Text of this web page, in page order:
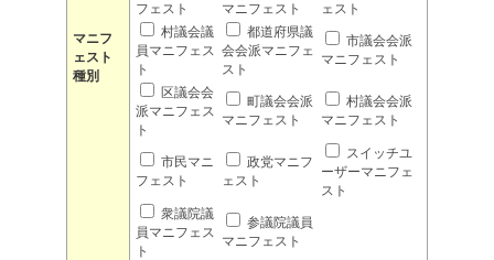
マニフ
ェスト
種別
フェスト
マニフェスト
ェスト
村議会議
員マニフェス
ト
都道府県議
会会派マニフェ
スト
市議会会派
マニフェスト
区議会会
派マニフェス
ト
町議会会派
マニフェスト
村議会会派
マニフェスト
市民マニ
フェスト
政党マニフ
ェスト
スイッチユ
ーザーマニフェ
スト
衆議院議
員マニフェス
ト
参議院議員
マニフェスト